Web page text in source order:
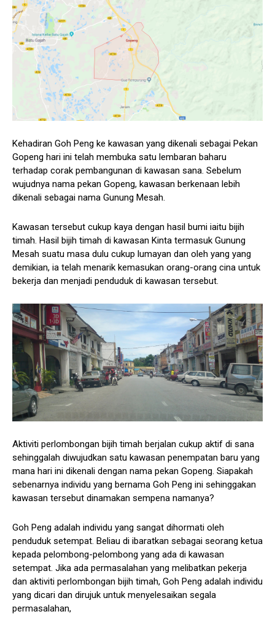
Kehadiran Goh Peng ke kawasan yang dikenali sebagai Pekan
Gopeng hari ini telah membuka satu lembaran baharu
terhadap corak pembangunan di kawasan sana. Sebelum
wujudnya nama pekan Gopeng, kawasan berkenaan lebih
dikenali sebagai nama Gunung Mesah.
Kawasan tersebut cukup kaya dengan hasil bumi iaitu bijih
timah. Hasil bijih timah di kawasan Kinta termasuk Gunung
Mesah suatu masa dulu cukup lumayan dan oleh yang yang
demikian, ia telah menarik kemasukan orang-orang cina untuk
bekerja dan menjadi penduduk di kawasan tersebut.
Aktiviti perlombongan bijih timah berjalan cukup aktif di sana
sehinggalah diwujudkan satu kawasan penempatan baru yang
mana hari ini dikenali dengan nama pekan Gopeng. Siapakah
sebenarnya individu yang bernama Goh Peng ini sehinggakan
kawasan tersebut dinamakan sempena namanya?
Goh Peng adalah individu yang sangat dihormati oleh
penduduk setempat. Beliau di ibaratkan sebagai seorang ketua
kepada pelombong-pelombong yang ada di kawasan
setempat. Jika ada permasalahan yang melibatkan pekerja
dan aktiviti perlombongan bijih timah, Goh Peng adalah individu
yang dicari dan dirujuk untuk menyelesaikan segala
permasalahan,